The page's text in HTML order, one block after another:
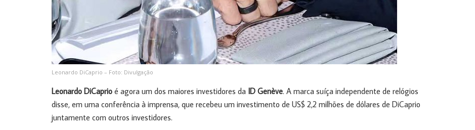
Leonardo DiCaprio – Foto: Divulgação
Leonardo DiCaprio é agora um dos maiores investidores da ID Genève. A marca suíça independente de relógios
disse, em uma conferência à imprensa, que recebeu um investimento de US$ 2,2 milhões de dólares de DiCaprio
juntamente com outros investidores.